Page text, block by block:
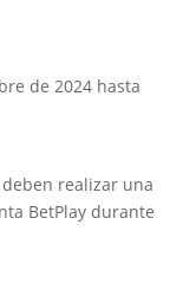
de 2024 hasta
realizar una
BetPlay durante